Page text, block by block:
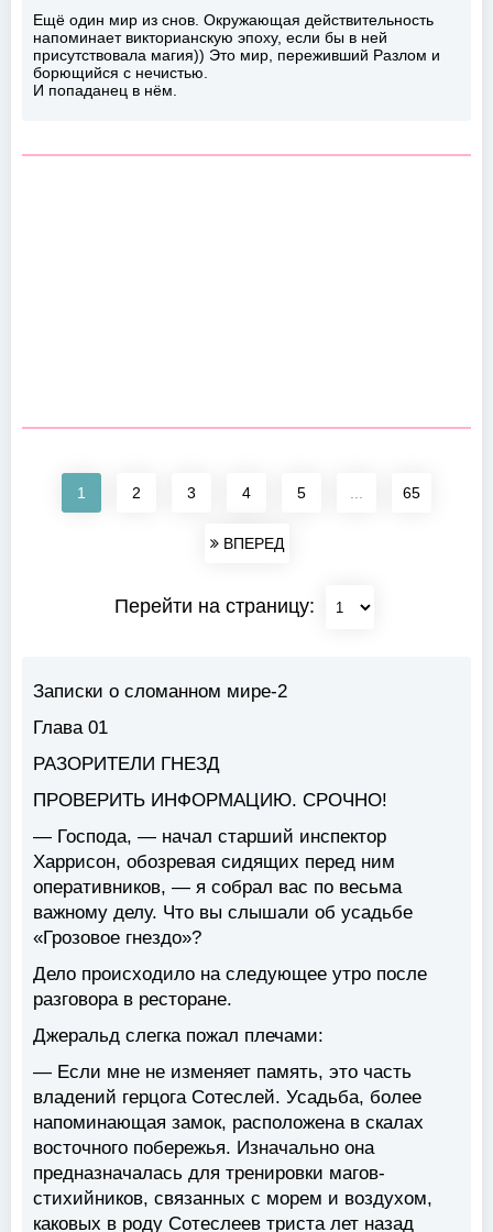
Ещё один мир из снов. Окружающая действительность
напоминает викторианскую эпоху, если бы в ней
присутствовала магия)) Это мир, переживший Разлом и
борющийся с нечистью.
И попаданец в нём.
1 2 3 4 5 65
ВПЕРЕД
Перейти на страницу:
Записки о сломанном мире-2
Глава 01
РАЗОРИТЕЛИ ГНЕЗД
ПРОВЕРИТЬ ИНФОРМАЦИЮ. СРОЧНО!
— Господа, — начал старший инспектор
Харрисон, обозревая сидящих перед ним
оперативников, — я собрал вас по весьма
важному делу. Что вы слышали об усадьбе
«Грозовое гнездо»?
Дело происходило на следующее утро после
разговора в ресторане.
Джеральд слегка пожал плечами:
— Если мне не изменяет память, это часть
владений герцога Сотеслей. Усадьба, более
напоминающая замок, расположена в скалах
восточного побережья. Изначально она
предназначалась для тренировки магов-
стихийников, связанных с морем и воздухом,
каковых в роду Сотеслеев триста лет назад